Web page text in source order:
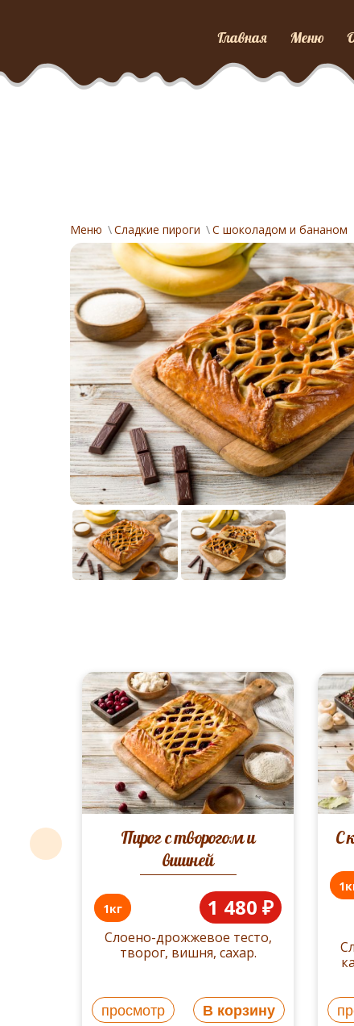
Главная Меню
Меню Сладкие пироги С шоколадом и бананом
Пирог с творогом и
вишней
1кг 1 480 ₽
Слоено-дрожжевое тесто,
творог, вишня, сахар.
просмотр В корзину
С